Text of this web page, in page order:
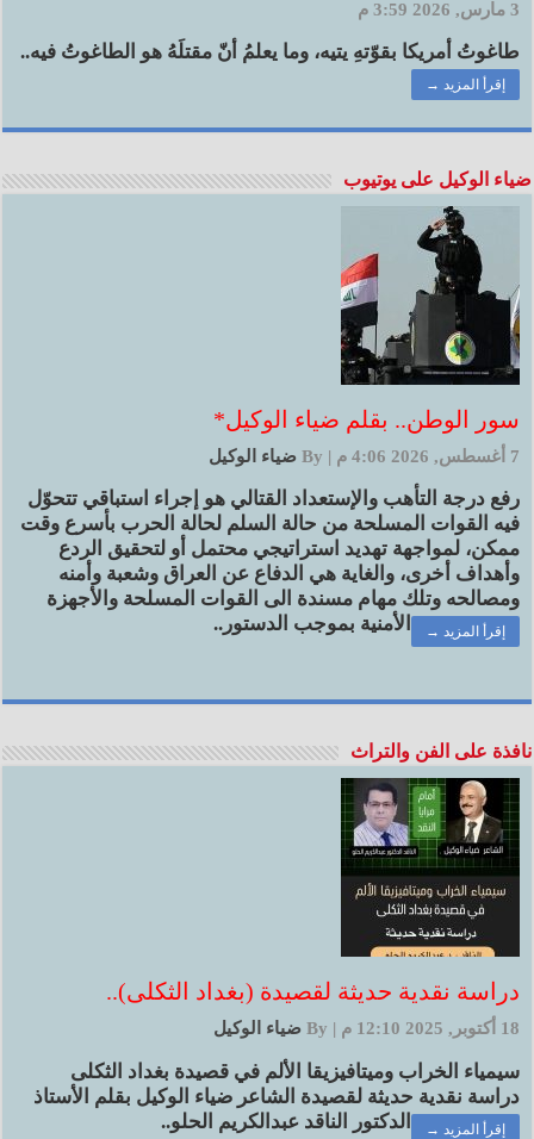
3 مارس, 2026 3:59 م
طاغوتُ أمريكا بقوّتهِ يتيه، وما يعلمُ أنّ مقتلَهُ هو الطاغوتُ فيه..
إقرأ المزيد →
ضياء الوكيل على يوتيوب
سور الوطن.. بقلم ضياء الوكيل*
7 أغسطس, 2026 4:06 م |
By ضياء الوكيل
رفع درجة التأهب والإستعداد القتالي هو إجراء استباقي تتحوّل
فيه القوات المسلحة من حالة السلم لحالة الحرب بأسرع وقت
ممكن، لمواجهة تهديد استراتيجي محتمل أو لتحقيق الردع
وأهداف أخرى، والغاية هي الدفاع عن العراق وشعبة وأمنه
ومصالحه وتلك مهام مسندة الى القوات المسلحة والأجهزة
الأمنية بموجب الدستور..
إقرأ المزيد →
نافذة على الفن والتراث
دراسة نقدية حديثة لقصيدة (بغداد الثكلى)..
18 أكتوبر, 2025 12:10 م |
By ضياء الوكيل
سيمياء الخراب وميتافيزيقا الألم في قصيدة بغداد الثكلى
دراسة نقدية حديثة لقصيدة الشاعر ضياء الوكيل بقلم الأستاذ
الدكتور الناقد عبدالكريم الحلو..
إقرأ المزيد →